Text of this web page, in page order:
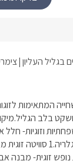
בגליל העליון